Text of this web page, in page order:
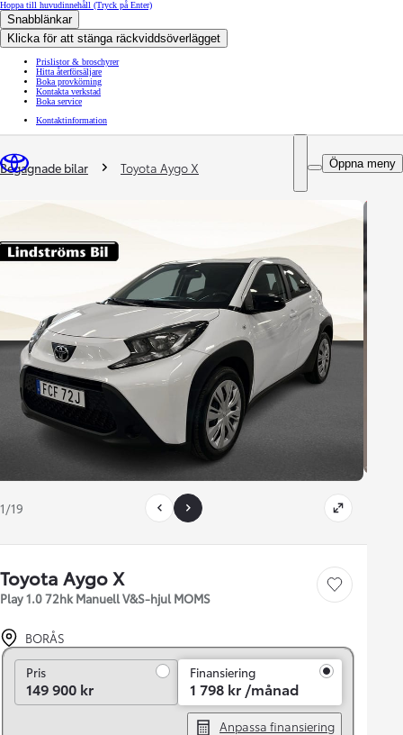
Hoppa till huvudinnehåll (Tryck på Enter)
Snabblänkar
Klicka för att stänga räckviddsöverlägget
Prislistor & broschyrer
Hitta återförsäljare
Boka provkörning
Kontakta verkstad
Boka service
Kontaktinformation
Öppna meny
You are here
Begagnade bilar Toyota Aygo X
1/19
Toyota Aygo X
Play 1.0 72hk Manuell V&S-hjul MOMS
Save car
BORÅS
PrisPris
149 900 kr
Finansiering
1 798 kr /månad
Anpassa finansiering